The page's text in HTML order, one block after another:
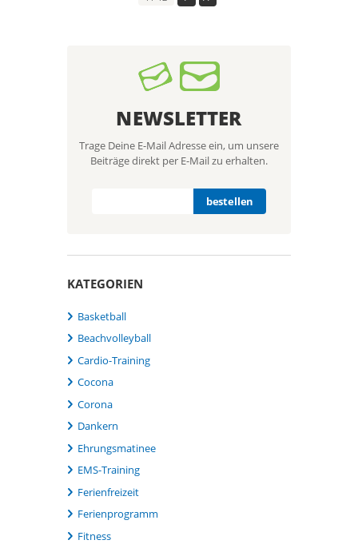
NEWSLETTER
Trage Deine E-Mail Adresse ein, um unsere
Beiträge direkt per E-Mail zu erhalten.
KATEGORIEN
Basketball
Beachvolleyball
Cardio-Training
Cocona
Corona
Dankern
Ehrungsmatinee
EMS-Training
Ferienfreizeit
Ferienprogramm
Fitness